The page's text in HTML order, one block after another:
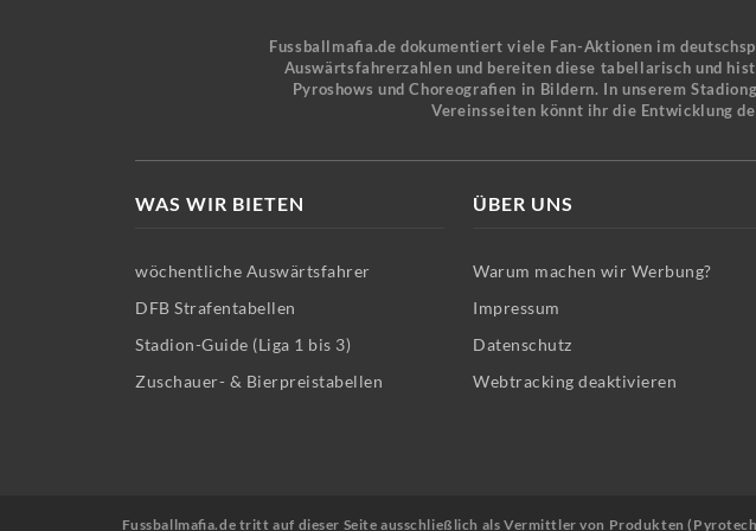
Fussballmafia.de dokumentiert viele Fan-Aktionen im
Auswärtsfahrerzahlen und bereiten diese tabellarisch und
Pyroshows und Choreografien in Bildern. In unserem
Vereinsseiten könnt ihr die Entwicklung
WAS WIR BIETEN
wöchentliche Auswärtsfahrer
DFB Strafentabellen
Stadion-Guide (Liga 1 bis 3)
Zuschauer- & Bierpreistabellen
ÜBER UNS
Warum machen wir Werbung?
Impressum
Datenschutz
Webtracking deaktivieren
Fussballmafia.de tritt auf dieser Seite ausschließlich als Vermittler von Produkten